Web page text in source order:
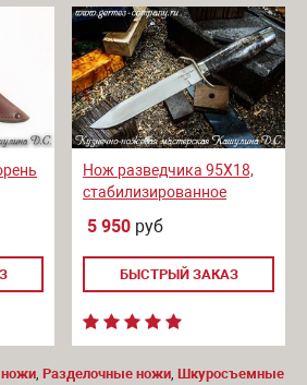
Нож разведчика 95Х18,
стабилизированное
5 950 руб
БЫСТРЫЙ ЗАКАЗ
ножи, Разделочные ножи, Шкуросъемные